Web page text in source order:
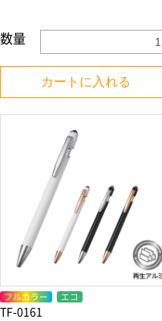
数量
カートに入れる
フルカラー エコ
TF-0161